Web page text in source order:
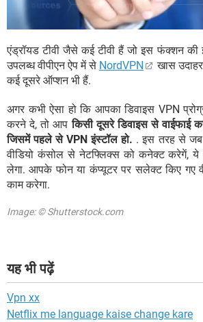
एंड्रॉयड टीवी जैसे कई टीवी हैं जो इस फंक्शन
उपलब्ध वीपीएन ऐप में से NordVPN
खास
कई दूसरे ऑप्शन भी हैं.
अगर कभी ऐसा हो कि आपका डिवाइस VPN
करने दे, तो आपकिसी दूसरे डिवाइस से
जिसमें पहले से VPN इंस्टॉल हो. . इस तरह से जब
वीडियो कंसोल से नेटफ्लिक्स को कनेक्ट करेगें,
लेगा. आपके फोन या कंप्यूटर पर सलेक्ट किए गए
काम करेगा.
Image: © Shutterstock.com
यह भी पढ़ें
Vpn xx
Netflix me language kaise change kare